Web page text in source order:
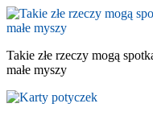
Takie złe rzeczy mogą
małe myszy